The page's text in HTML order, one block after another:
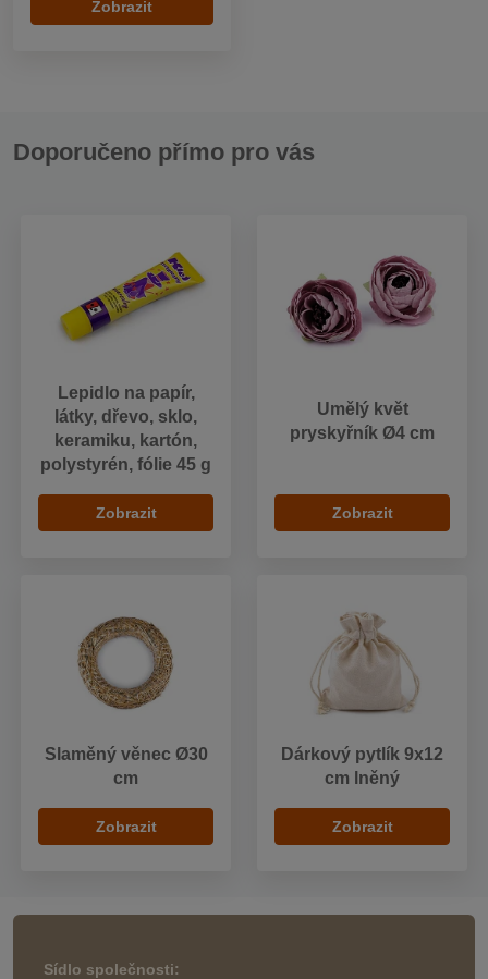
Zobrazit
Doporučeno přímo pro vás
Lepidlo na papír,
látky, dřevo, sklo,
keramiku, kartón,
polystyrén, fólie 45 g
Zobrazit
Umělý květ
pryskyřník Ø4 cm
Zobrazit
Slaměný věnec Ø30
cm
Zobrazit
Dárkový pytlík 9x12
cm lněný
Zobrazit
Sídlo společnosti: